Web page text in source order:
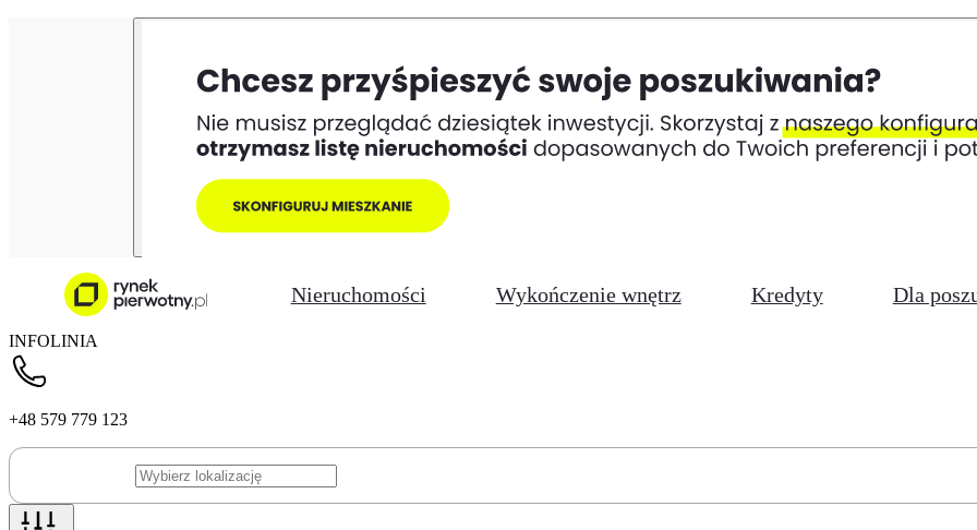
Nieruchomości Wykończenie wnętrz Kredyty Dla
INFOLINIA
+48 579 779 123